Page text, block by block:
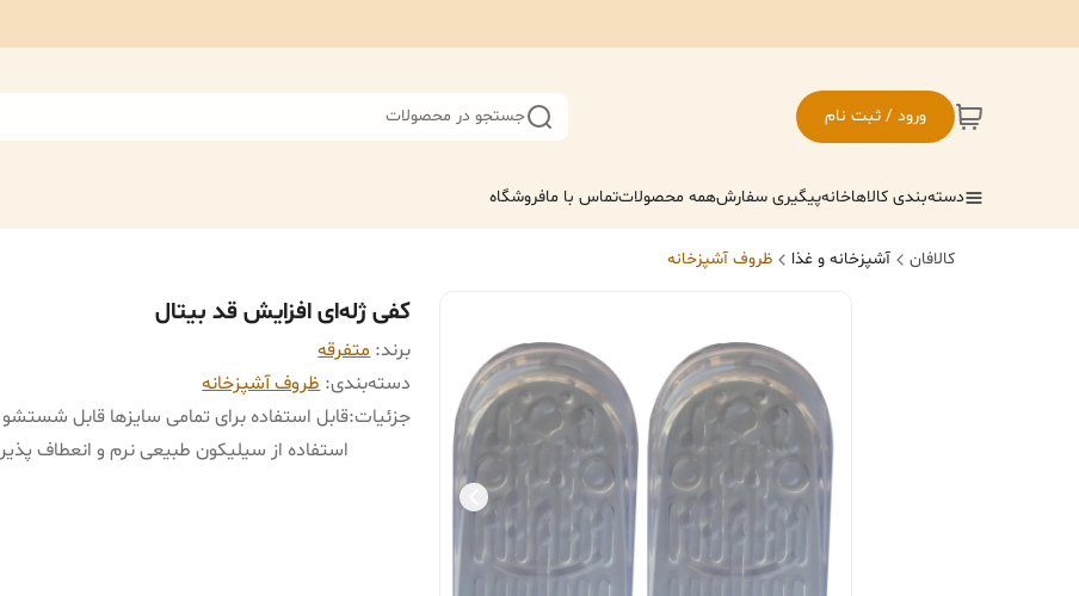
ورود / ثبت نام جستجو در محصولات
دسته‌بندی کالاهاخانهپیگیری سفارشهمه محصولاتتماس با مافروشگاه
کالافان آشپزخانه و غذا ظروف آشپزخانه
کفی ژله‌ای افزایش قد بیتال
برند: متفرقه
دسته‌بندی:ظروف آشپزخانه
جزئیات:قابل استفاده برای تمامی سایزها قابل شستشو
استفاده از سیلیکون طبیعی نرم و انعطاف پذیر